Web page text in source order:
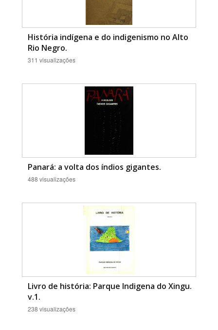
História indígena e do indigenismo no Alto
Rio Negro.
311 visualizações
Panará: a volta dos índios gigantes.
488 visualizações
Livro de história: Parque Indigena do Xingu.
v.1.
238 visualizações